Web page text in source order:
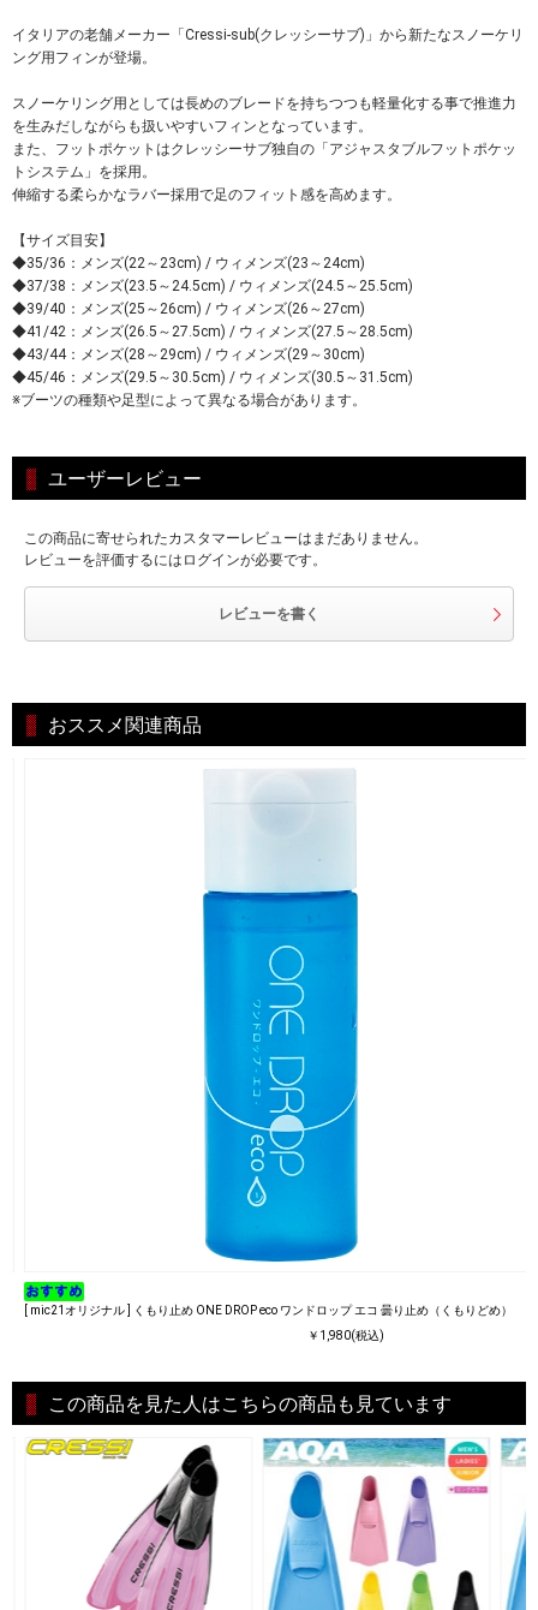
イタリアの老舗メーカー「Cressi-sub(クレッシーサブ)」から新たなスノーケリ
ング用フィンが登場。
スノーケリング用としては長めのブレードを持ちつつも軽量化する事で推進力
を生みだしながらも扱いやすいフィンとなっています。
また、フットポケットはクレッシーサブ独自の「アジャスタブルフットポケッ
トシステム」を採用。
伸縮する柔らかなラバー採用で足のフィット感を高めます。
【サイズ目安】
◆35/36：メンズ(22～23cm) / ウィメンズ(23～24cm)
◆37/38：メンズ(23.5～24.5cm) / ウィメンズ(24.5～25.5cm)
◆39/40：メンズ(25～26cm) / ウィメンズ(26～27cm)
◆41/42：メンズ(26.5～27.5cm) / ウィメンズ(27.5～28.5cm)
◆43/44：メンズ(28～29cm) / ウィメンズ(29～30cm)
◆45/46：メンズ(29.5～30.5cm) / ウィメンズ(30.5～31.5cm)
※ブーツの種類や足型によって異なる場合があります。
ユーザーレビュー
この商品に寄せられたカスタマーレビューはまだありません。
レビューを評価するにはログインが必要です。
レビューを書く
おススメ関連商品
[ mic21オリジナル ] くもり止め ONE DROP eco ワンドロップ エコ 曇り止め（くもりどめ）
￥1,980(税込)
この商品を見た人はこちらの商品も見ています